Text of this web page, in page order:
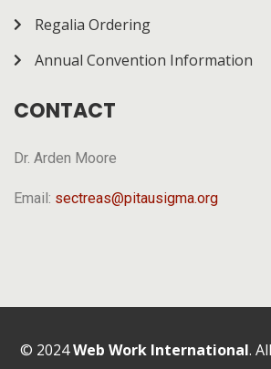
Regalia Ordering
Annual Convention Information
CONTACT
Dr. Arden Moore
Email: sectreas@pitausigma.org
© 2024Web Work International.